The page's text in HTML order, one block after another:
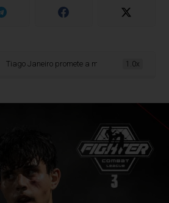
Tiago Janeiro promete a melhor versão da
1.0x